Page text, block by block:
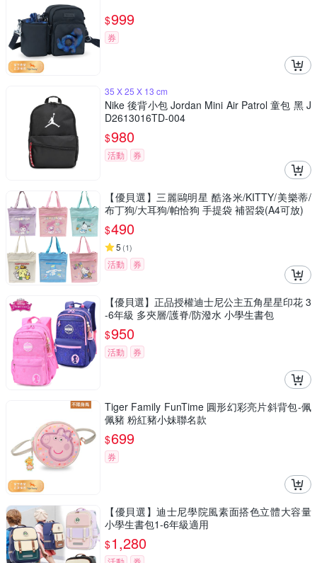
$999
券
35 X 25 X 13 cm
Nike 後背小包 Jordan Mini Air Patrol 童包 黑 J
D2613016TD-004
$980
活動 券
【優貝選】三麗鷗明星 酷洛米/KITTY/美樂蒂/
布丁狗/大耳狗/帕恰狗 手提袋 補習袋(A4可放)
$490
5 (1)
活動 券
【優貝選】正品授權迪士尼公主五角星星印花 3
-6年級 多夾層/護脊/防潑水 小學生書包
$950
活動 券
Tiger Family FunTime 圓形幻彩亮片斜背包-佩
佩豬 粉紅豬小妹聯名款
$699
券
【優貝選】迪士尼學院風素面搭色立體大容量
小學生書包1-6年級適用
$1,280